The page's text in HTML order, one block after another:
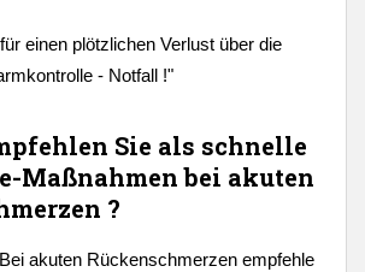
einen plötzlichen Verlust über die
- Notfall !"
Sie als schnelle
Maßnahmen bei akuten
?
Bei akuten Rückenschmerzen empfehle